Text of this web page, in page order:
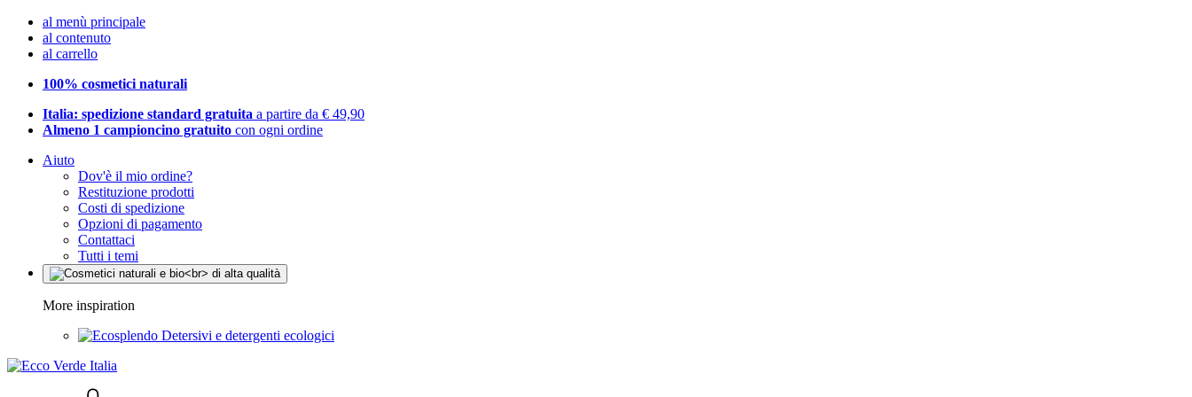
al menù principale
al contenuto
al carrello
100% cosmetici naturali
Italia: spedizione standard gratuita a partire da € 49,90
Almeno 1 campioncino gratuito con ogni ordine
Aiuto
Dov'è il mio ordine?
Restituzione prodotti
Costi di spedizione
Opzioni di pagamento
Contattaci
Tutti i temi
More inspiration
Detersivi e detergenti ecologici